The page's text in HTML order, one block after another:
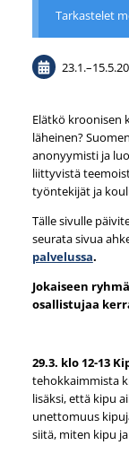
Tarkastelet
23.1.–
Elätkö kroonisen
läheinen?
anonyymisti ja
liittyvistä
työntekijät ja
Tälle sivulle
seurata sivua
palvelussa.
Jokaiseen
osallistujaa
29.3. klo 12-13
tehokkaimmista
lisäksi, että kipu
unettomuus
siitä, miten kipu